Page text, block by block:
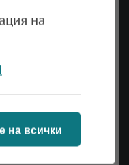
11:00, 26.08.2025
на
на всички